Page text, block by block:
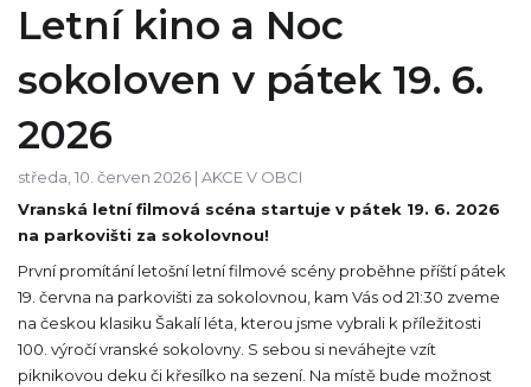
Letní kino a Noc
sokoloven v pátek 19. 6.
2026
středa, 10. červen 2026 | AKCE V OBCI
Vranská letní filmová scéna startuje v pátek 19. 6. 2026
na parkovišti za sokolovnou!
První promítání letošní letní filmové scény proběhne příští pátek
19. června na parkovišti za sokolovnou, kam Vás od 21:30 zveme
na českou klasiku Šakalí léta, kterou jsme vybrali k příležitosti
100. výročí vranské sokolovny. S sebou si neváhejte vzít
piknikovou deku či křesílko na sezení. Na místě bude možnost